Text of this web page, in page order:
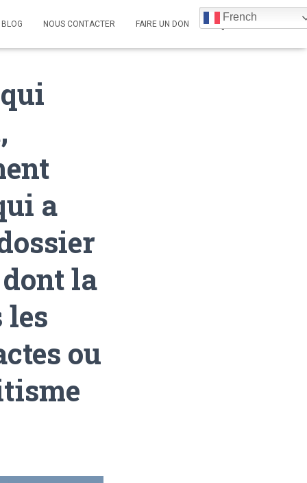
BLOG NOUS CONTACTER FAIRE UN DON
French
a
la
les
ou